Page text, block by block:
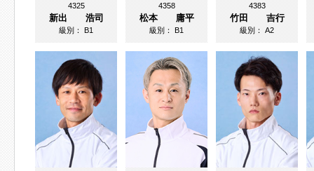
4325
新出 浩司
級別：B1
4358
松本 庸平
級別：B1
4383
竹田 吉行
級別：A2